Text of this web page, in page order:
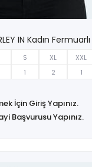
S XL XXL
1 2 1
İçin Giriş Yapınız.
Başvurusu Yapınız.